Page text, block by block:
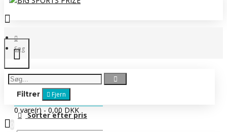
0 vare(r) - 0,00 DKK
Søg
Filtrer Fjern
Sorter efter pris